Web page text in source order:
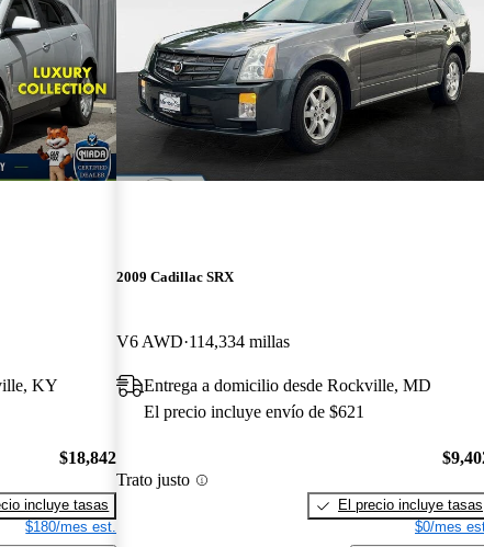
KY
$18,842
incluye tasas
$180/mes est.
2009 Cadillac SRX
V6 AWD 114,334 millas
Entrega a domicilio desde Rockville, MD
El precio incluye envío de $621
Trato justo
El precio incluye tasas
$0/mes